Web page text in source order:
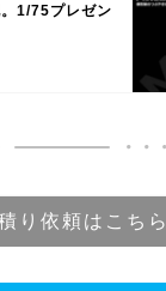
。1/75プレゼン
り依頼はこちら